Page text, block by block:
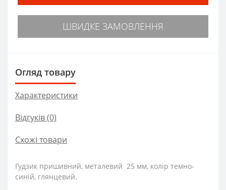
ШВИДКЕ ЗАМОВЛЕННЯ
Огляд товару
Характеристики
Відгуків (0)
Схожі товари
Гудзик пришивний, металевий 25 мм, колір темно-
синій, глянцевий.